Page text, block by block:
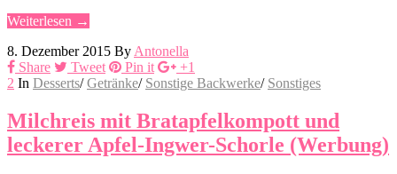
Weiterlesen →
8. Dezember 2015 By Antonella
Share
Tweet Pin it
+1
2 In Desserts/ Getränke/ Sonstige Backwerke/ Sonstiges
Milchreis mit Bratapfelkompott und
leckerer Apfel-Ingwer-Schorle (Werbung)